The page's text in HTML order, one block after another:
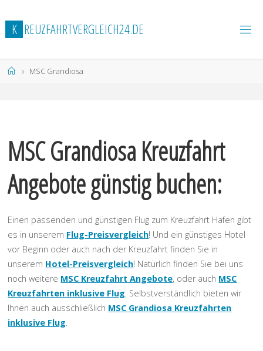
Inhalt
springen
K REUZFAHRTVERGLEICH24.DE
StartMSC Grandiosa
MSC Grandiosa Kreuzfahrt
Angebote günstig buchen:
Einen passenden und günstigen Flug zum Kreuzfahrt Hafen gibt
es in unserem Flug-Preisvergleich! Und ein günstiges Hotel
vor Beginn oder auch nach der Kreuzfahrt finden Sie in
unserem Hotel-Preisvergleich! Natürlich finden Sie bei uns
noch weitere MSC Kreuzfahrt Angebote, oder auch MSC
Kreuzfahrten inklusive Flug. Selbstverständlich bieten wir
Ihnen auch ausschließlich MSC Grandiosa Kreuzfahrten
inklusive Flug.